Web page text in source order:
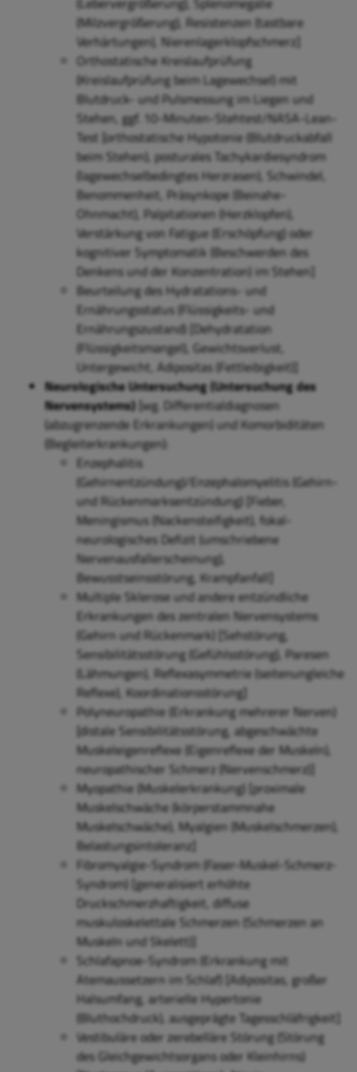
(Milzvergrößerung), Resistenzen (tastbare
Verhärtungen), Nierenlagerklopfschmerz]
Orthostatische Kreislaufprüfung
(Kreislaufprüfung beim Lagewechsel) mit
Blutdruck- und Pulsmessung im Liegen und
Stehen, ggf. 10-Minuten-Stehtest/NASA-Lean-
Test [orthostatische Hypotonie (Blutdruckabfall
beim Stehen), posturales Tachykardiesyndrom
(lagewechselbedingtes Herzrasen), Schwindel,
Benommenheit, Präsynkope (Beinahe-
Ohnmacht), Palpitationen (Herzklopfen),
Verstärkung von Fatigue (Erschöpfung) oder
kognitiver Symptomatik (Beschwerden des
Denkens und der Konzentration) im Stehen]
Beurteilung des Hydratations- und
Ernährungsstatus (Flüssigkeits- und
Ernährungszustand) [Dehydratation
(Flüssigkeitsmangel), Gewichtsverlust,
Untergewicht, Adipositas (Fettleibigkeit)]
Neurologische Untersuchung (Untersuchung des
Nervensystems)[wg. Differentialdiagnosen
(abzugrenzende Erkrankungen) und Komorbiditäten
(Begleiterkrankungen):
Enzephalitis
(Gehirnentzündung)/Enzephalomyelitis (Gehirn-
und Rückenmarksentzündung) [Fieber,
Meningismus (Nackensteifigkeit), fokal-
neurologisches Defizit (umschriebene
Nervenausfallerscheinung),
Bewusstseinsstörung, Krampfanfall]
Multiple Sklerose und andere entzündliche
Erkrankungen des zentralen Nervensystems
(Gehirn und Rückenmark) [Sehstörung,
Sensibilitätsstörung (Gefühlsstörung), Paresen
(Lähmungen), Reflexasymmetrie (seitenungleiche
Reflexe), Koordinationsstörung]
Polyneuropathie (Erkrankung mehrerer Nerven)
[distale Sensibilitätsstörung, abgeschwächte
Muskeleigenreflexe (Eigenreflexe der Muskeln),
neuropathischer Schmerz (Nervenschmerz)]
Myopathie (Muskelerkrankung) [proximale
Muskelschwäche (körperstammnahe
Muskelschwäche), Myalgien (Muskelschmerzen),
Belastungsintoleranz]
Fibromyalgie-Syndrom (Faser-Muskel-Schmerz-
Syndrom) [generalisiert erhöhte
Druckschmerzhaftigkeit, diffuse
muskuloskelettale Schmerzen (Schmerzen an
Muskeln und Skelett)]
Schlafapnoe-Syndrom (Erkrankung mit
Atemaussetzern im Schlaf) [Adipositas, großer
Halsumfang, arterielle Hypertonie
(Bluthochdruck), ausgeprägte Tagesschläfrigkeit]
Vestibuläre oder zerebelläre Störung (Störung
des Gleichgewichtsorgans oder Kleinhirns)